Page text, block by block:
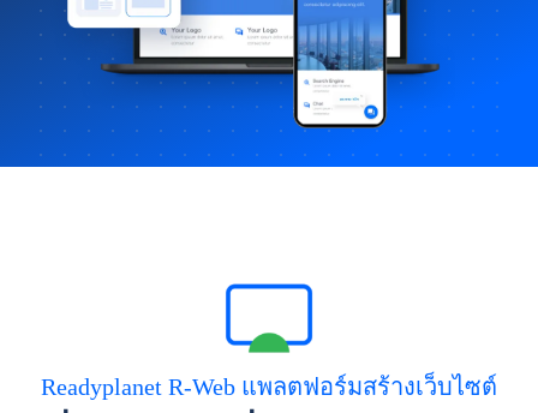
Readyplanet R-Web แพลตฟอร์มสร้างเว็บไซต์